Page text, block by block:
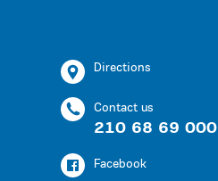
Directions
Contact us
210 68 69 000
Facebook